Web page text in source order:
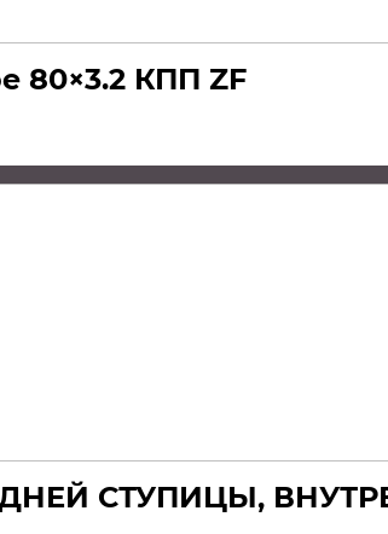
80×3.2 КПП ZF
СТУПИЦЫ,